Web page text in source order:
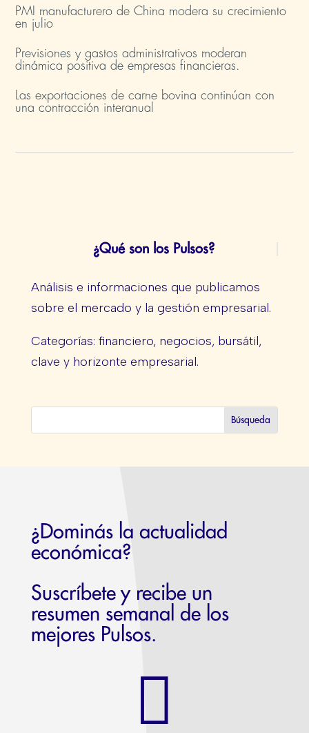
PMI manufacturero de China modera su crecimiento
en julio​
Previsiones y gastos administrativos moderan
dinámica positiva de empresas financieras​.
Las exportaciones de carne bovina continúan con
una contracción interanual
¿Qué son los Pulsos?
Análisis e informaciones que publicamos
sobre el mercado y la gestión empresarial.
Categorías: financiero, negocios, bursátil,
clave y horizonte empresarial.
¿Dominás la actualidad
económica?
Suscríbete y recibe un
resumen semanal de los
mejores Pulsos.
